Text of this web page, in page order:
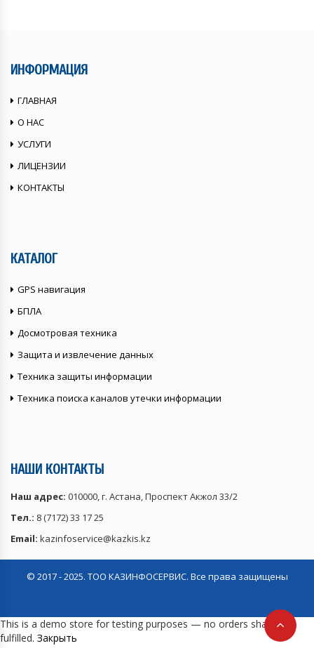
ИНФОРМАЦИЯ
ГЛАВНАЯ
О НАС
УСЛУГИ
ЛИЦЕНЗИИ
КОНТАКТЫ
КАТАЛОГ
GPS навигация
БПЛА
Досмотровая техника
Защита и извлечение данных
Техника защиты информации
Техника поиска каналов утечки информации
НАШИ КОНТАКТЫ
Наш адрес: 010000, г. Астана, Проспект Акжол 33/2
Тел.: 8 (7172) 33 17 25
Email: kazinfoservice@kazkis.kz
© 2017 - 2025. ТОО КАЗИНФОСЕРВИС. Все права защищены
This is a demo store for testing purposes — no orders shall be
fulfilled. Закрыть